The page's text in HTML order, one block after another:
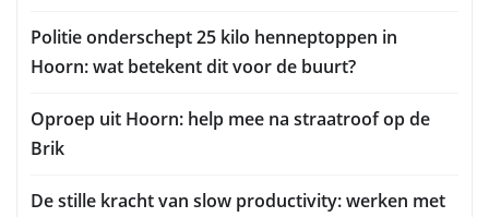
Politie onderschept 25 kilo henneptoppen in
Hoorn: wat betekent dit voor de buurt?
Oproep uit Hoorn: help mee na straatroof op de
Brik
De stille kracht van slow productivity: werken met